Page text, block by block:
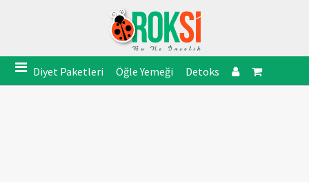
Diyet Paketleri Öğle Yemeği Detoks